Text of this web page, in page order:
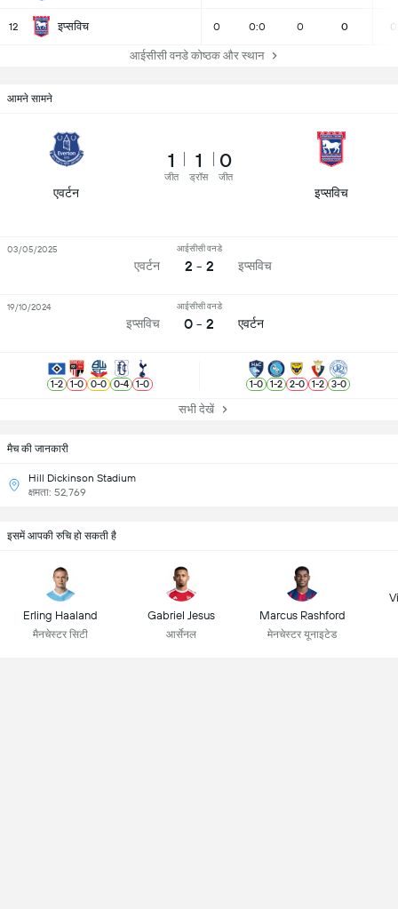
12 इप्सविच 0 0:0 0 0 0
आईसीसी वनडे कोष्ठक और स्थान
मैच की जानकारी
Hill Dickinson Stadium
क्षमता: 52,769
आमने सामने
एवर्टन
1
जीत
1
ड्रॉस
0
जीत
इप्सविच
एवर्टन
आईसीसी वनडे
2 - 2 इप्सविच
03/05/2025
इप्सविच
आईसीसी वनडे
0 - 2 एवर्टन
19/10/2024
1-2 1-0 0-0 0-4 1-0 1-0 1-2 2-0 1-2 3-0
सभी देखें
इसमें आपकी रुचि हो सकती है
Erling Haaland
मैनचेस्टर सिटी
Gabriel Jesus
आर्सेनल
Marcus Rashford
मेनचेस्टर यूनाइटेड